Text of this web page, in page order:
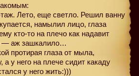
Лето, еще светло. Решил ванну
намылил лицо, глаза
кто-то на плечо как надавит
— аж зашкалило…
протирая глаза от мыла,
а у него на плече сидит какаду
у него жить:)))